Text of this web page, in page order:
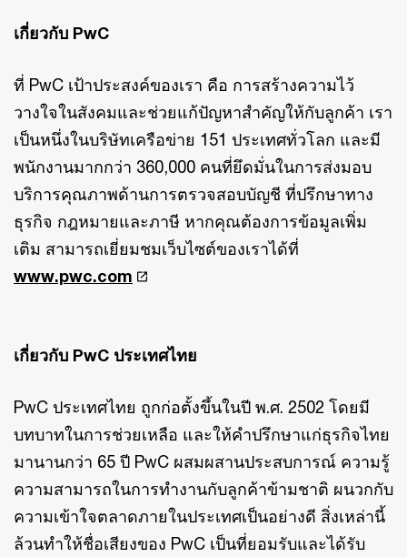
เกี่ยวกับ PwC
ที่ PwC เป้าประสงค์ของเรา คือ การสร้างความไว้
วางใจในสังคมและช่วยแก้ปัญหาสำคัญให้กับลูกค้า เรา
เป็นหนึ่งในบริษัทเครือข่าย 151 ประเทศทั่วโลก และมี
พนักงานมากกว่า 360,000 คนที่ยึดมั่นในการส่งมอบ
บริการคุณภาพด้านการตรวจสอบบัญชี ที่ปรึกษาทาง
ธุรกิจ กฎหมายและภาษี หากคุณต้องการข้อมูลเพิ่ม
เติม สามารถเยี่ยมชมเว็บไซต์ของเราได้ที่
www.pwc.com
เกี่ยวกับ PwC ประเทศไทย
PwC ประเทศไทย ถูกก่อตั้งขึ้นในปี พ.ศ. 2502 โดยมี
บทบาทในการช่วยเหลือ และให้คำปรึกษาแก่ธุรกิจไทย
มานานกว่า 65 ปี PwC ผสมผสานประสบการณ์ ความรู้
ความสามารถในการทำงานกับลูกค้าข้ามชาติ ผนวกกับ
ความเข้าใจตลาดภายในประเทศเป็นอย่างดี สิ่งเหล่านี้
ล้วนทำให้ชื่อเสียงของ PwC เป็นที่ยอมรับและได้รับ